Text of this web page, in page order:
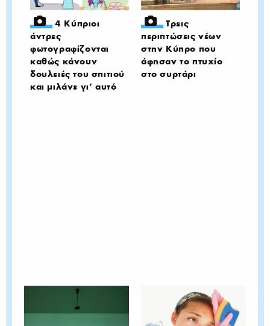
4 Κύπριοι
άντρες
φωτογραφίζονται
καθώς κάνουν
δουλειές του σπιτιού
και μιλάνε γι' αυτό
Τρεις
περιπτώσεις νέων
στην Κύπρο που
άφησαν το πτυχίο
στο συρτάρι